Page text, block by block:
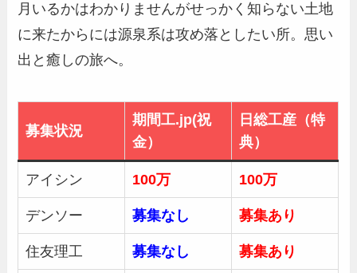
月いるかはわかりませんがせっかく知らない土地
に来たからには源泉系は攻め落としたい所。思い
出と癒しの旅へ。
募集状況
期間工.jp(祝
金）
日総工産（特
典）
アイシン 100万 100万
デンソー 募集なし 募集あり
住友理工 募集なし 募集あり